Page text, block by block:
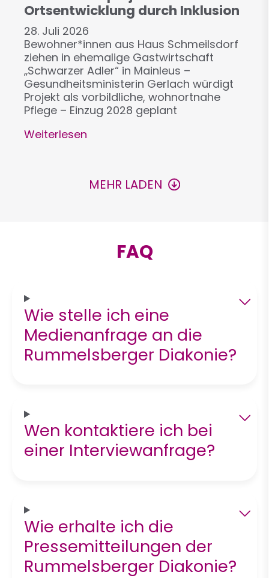
Ortsentwicklung durch Inklusion
28. Juli 2026
Bewohner*innen aus Haus Schmeilsdorf
ziehen in ehemalige Gastwirtschaft
„Schwarzer Adler“ in Mainleus –
Gesundheitsministerin Gerlach würdigt
Projekt als vorbildliche, wohnortnahe
Pflege – Einzug 2028 geplant
Weiterlesen
Mainleus:
Seitennummerierung
MEHR LADEN
FAQ
Wie stelle ich eine
Medienanfrage an die
Rummelsberger Diakonie?
Wen kontaktiere ich bei
einer Interviewanfrage?
Wie erhalte ich die
Pressemitteilungen der
Rummelsberger Diakonie?